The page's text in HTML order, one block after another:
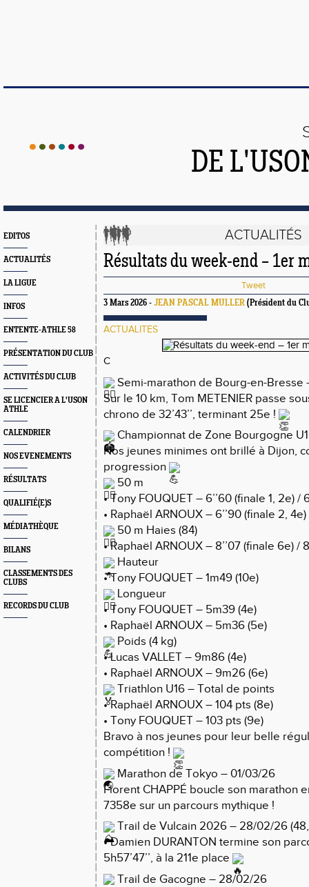
DE
EDITOS
ACTUALITÉS
LA LIGUE
INFOS
ENTENTE-ATHLE 58
PRÉSENTATION DU CLUB
ACTIVITÉS DU CLUB
SE LICENCIER A L'USON
ATHLE
CALENDRIER
NOS EVENEMENTS
RÉSULTATS
QUALIFIÉ(E)S
MÉDIATHÈQUE
BILANS
CLASSEMENTS DES
CLUBS
RECORDS DU CLUB
ACTUALITÉS
Résultats du week-end – 1er
Tweet
3 Mars 2026 - JEAN PASCAL MULLER (Président du
ACTUALITES
C
Semi-marathon de Bourg-en-Bresse
Sur le 10 km, Tom METENIER passe
chrono de 32’43’’, terminant 25e !
Championnat de Zone Bourgogne
Nos jeunes minimes ont brillé à Dijon,
progression
50 m
• Tony FOUQUET – 6’’60 (finale 1, 2e) /
• Raphaël ARNOUX – 6’’90 (finale 2,
50 m Haies (84)
• Raphaël ARNOUX – 8’’07 (finale 6e) /
Hauteur
• Tony FOUQUET – 1m49 (10e)
Longueur
• Tony FOUQUET – 5m39 (4e)
• Raphaël ARNOUX – 5m36 (5e)
Poids (4 kg)
• Lucas VALLET – 9m86 (4e)
• Raphaël ARNOUX – 9m26 (6e)
Triathlon U16 – Total de points
• Raphaël ARNOUX – 104 pts (8e)
• Tony FOUQUET – 103 pts (9e)
Bravo à nos jeunes pour leur belle
compétition !
Marathon de Tokyo – 01/03/26
Florent CHAPPÉ boucle son marathon
7358e sur un parcours mythique !
Trail de Vulcain 2026 – 28/02/26
• Damien DURANTON termine son
5h57’47’’, à la 211e place
Trail de Gacogne – 28/02/26